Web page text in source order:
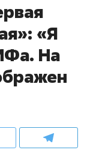
«Я
На